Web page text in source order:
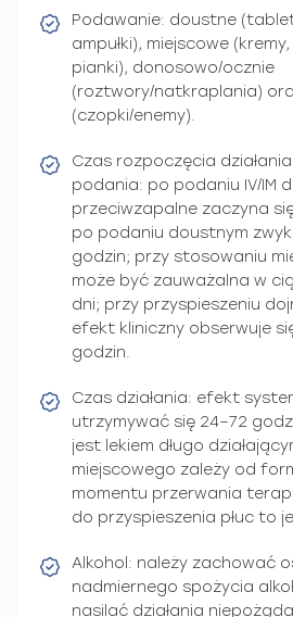
Podawanie: doustne
ampułki), miejscowe
pianki), donosowo/ocznie
(roztwory/natkraplania)
(czopki/enemy).
Czas rozpoczęcia
podania: po podaniu IV/IM
przeciwzapalne zaczyna
po podaniu doustnym
godzin; przy stosowaniu
może być zauważalna w
dni; przy przyspieszeniu
efekt kliniczny obserwuje
godzin.
Czas działania: efekt
utrzymywać się 24–72
jest lekiem długo
miejscowego zależy od
momentu przerwania
do przyspieszenia płuc to
Alkohol: należy zachować
nadmiernego spożycia
nasilać działania